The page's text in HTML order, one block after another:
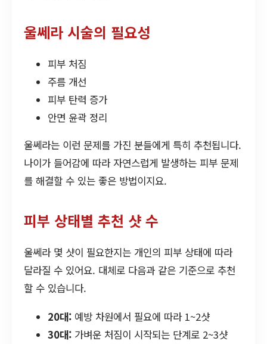
울쎄라 시술의 필요성
피부 처짐
주름 개선
피부 탄력 증가
안면 윤곽 정리
울쎄라는 이런 문제를 가진 분들에게 특히 추천됩니다.
나이가 들어감에 따라 자연스럽게 발생하는 피부 문제
를 해결할 수 있는 좋은 방법이지요.
피부 상태별 추천 샷 수
울쎄라 몇 샷이 필요한지는 개인의 피부 상태에 따라
달라질 수 있어요. 대체로 다음과 같은 기준으로 추천
할 수 있습니다.
20대: 예방 차원에서 필요에 따라 1~2샷
30대: 가벼운 처짐이 시작되는 단계로 2~3샷